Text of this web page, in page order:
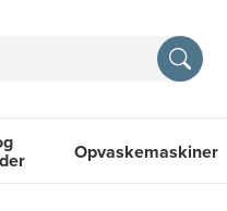
Opvaskemaskiner